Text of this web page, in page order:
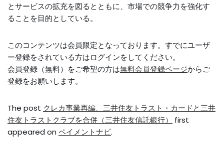
とサービスの拡充を図るとともに、市場での競争力を強化す
ることを目的としている。
このコンテンツは会員限定となっております。すでにユーザ
ー登録をされている方はログインをしてください。
会員登録（無料）をご希望の方は無料会員登録ページからご
登録をお願いします。
The post クレカ事業再編、三井住友トラスト・カードと三井
住友トラストクラブを合併（三井住友信託銀行）
first
appeared on ペイメントナビ.